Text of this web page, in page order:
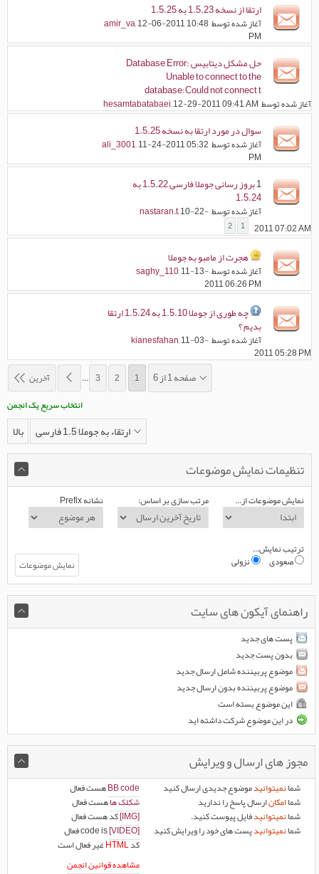
ارتقا از نسخه 1.5.23 به 1.5.25
آغاز شده توسط amir_va, 12-06-2011 10:48
PM
حل مشکل دیتابیس Database Error:
Unable to connect to the
database:Could not connect t
آغاز شده توسط hesamtabatabaei, 12-29-2011 09:41 AM
سوال در مورد ارتقا به نسخه 1.5.25
آغاز شده توسط ali_3001, 11-24-2011 05:32
PM
1 بروز رسانی جوملا فارسی 1.5.22 به
1.5.24
آغاز شده توسط nastaran.t, 10-22-
2011 07:02 AM
1
2
هجرت از مامبو به جوملا
آغاز شده توسط saghy_110, 11-13-
2011 06:26 PM
چه طوری از جوملا 1.5.10 به 1.5.24 ارتقا
بدیم ؟
آغاز شده توسط kianesfahan, 11-03-
2011 05:28 PM
صفحه 1 از 6 1
2
3
...
آخرین
انتخاب سریع یک انجمن
ارتقاء به جوملا 1.5 فارسی بالا
تنظیمات نمایش موضوعات
نمایش موضوعات از... مرتب سازی بر اساس: نشانه Prefix
ترتیب نمایش...
صعودی نزولی
راهنمای آیکون های سایت
پست های جدید
بدون پست جدید
موضوع پربیننده شامل ارسال جدید
موضوع پربیننده بدون ارسال جدید
این موضوع بسته است
در این موضوع شرکت داشته اید
مجوز های ارسال و ویرایش
شمانمیتوانیدموضوع جدیدی ارسال کنید
شماامکانارسال پاسخ را ندارید
شمانمیتوانیدفایل پیوست کنید.
شمانمیتوانیدپست های خود را ویرایش کنید
BB codeهستفعال
شکلک هاهستفعال
[IMG]
کد هستفعال
[VIDEO]
code is
فعال
کدHTMLغیر فعالاست
مشاهده قوانین انجمن